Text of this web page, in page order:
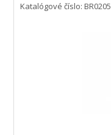
Katalógové číslo: BR0205